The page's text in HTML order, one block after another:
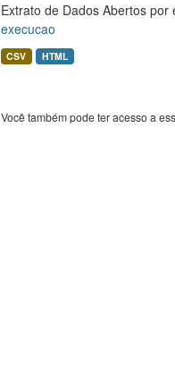
Extrato de Dados Abertos
execucao
CSV HTML
Você também pode ter acesso a